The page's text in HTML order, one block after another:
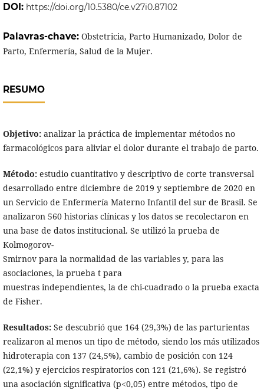
DOI: https://doi.org/10.5380/ce.v27i0.87102
Palavras-chave: Obstetricia, Parto Humanizado, Dolor de
Parto, Enfermería, Salud de la Mujer.
RESUMO
Objetivo:analizar la práctica de implementar métodos no
farmacológicos para aliviar el dolor durante el trabajo de parto.
Método:estudio cuantitativo y descriptivo de corte transversal
desarrollado entre diciembre de 2019 y septiembre de 2020 en
un Servicio de Enfermería Materno Infantil del sur de Brasil. Se
analizaron 560 historias clínicas y los datos se recolectaron en
una base de datos institucional. Se utilizó la prueba de
Kolmogorov-
Smirnov para la normalidad de las variables y, para las
asociaciones, la prueba t para
muestras independientes, la de chi-cuadrado o la prueba exacta
de Fisher.
Resultados:Se descubrió que 164 (29,3%) de las parturientas
realizaron al menos un tipo de método, siendo los más utilizados
hidroterapia con 137 (24,5%), cambio de posición con 124
(22,1%) y ejercicios respiratorios con 121 (21,6%). Se registró
una asociación significativa (p<0,05) entre métodos, tipo de